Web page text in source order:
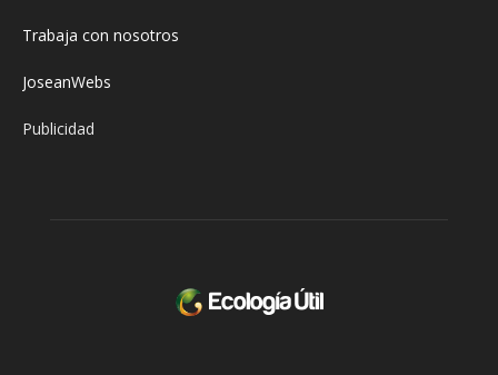
Trabaja con nosotros
JoseanWebs
Publicidad